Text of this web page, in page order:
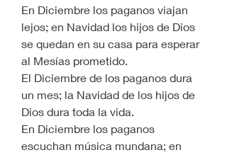
En Diciembre los paganos viajan
lejos; en Navidad los hijos de Dios
se quedan en su casa para esperar
al Mesías prometido.
El Diciembre de los paganos dura
un mes; la Navidad de los hijos de
Dios dura toda la vida.
En Diciembre los paganos
escuchan música mundana; en